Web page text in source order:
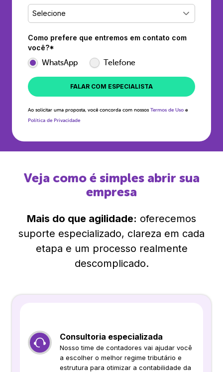
Selecione
Como prefere que entremos em contato com
você?*
WhatsApp Telefone
FALAR COM ESPECIALISTA
Ao solicitar uma proposta, você concorda com nossos Termos de Uso e
Política de Privacidade
Veja como é simples abrir sua
empresa
Mais do que agilidade: oferecemos
suporte especializado, clareza em cada
etapa e um processo realmente
descomplicado.
Consultoria especializada
Nosso time de contadores vai ajudar você
a escolher o melhor regime tributário e
estrutura para otimizar a contabilidade da